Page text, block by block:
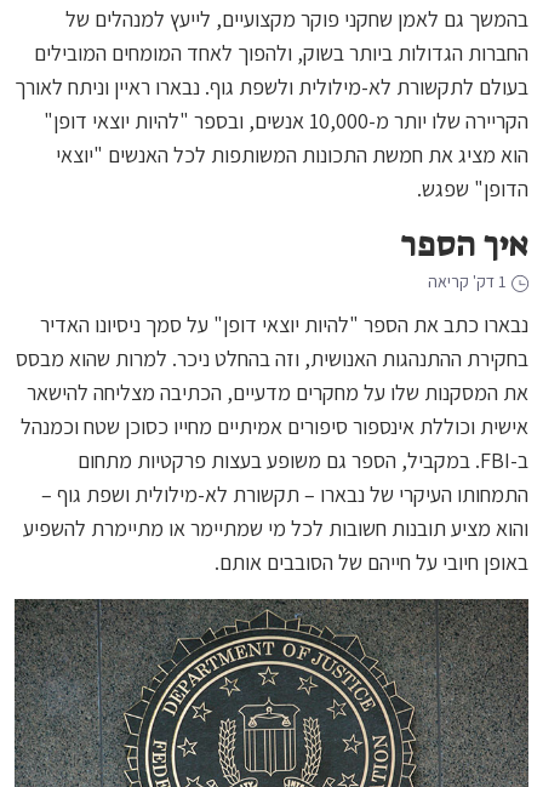
בהמשך גם לאמן שחקני פוקר מקצועיים, לייעץ למנהלים של
החברות הגדולות ביותר בשוק, ולהפוך לאחד המומחים המובילים
בעולם לתקשורת לא-מילולית ולשפת גוף. נבארו ראיין וניתח לאורך
הקריירה שלו יותר מ-10,000 אנשים, ובספר "להיות יוצאי דופן"
הוא מציג את חמשת התכונות המשותפות לכל האנשים "יוצאי
הדופן" שפגש.
איך הספר
נבארו כתב את הספר "להיות יוצאי דופן" על סמך ניסיונו האדיר
בחקירת ההתנהגות האנושית, וזה בהחלט ניכר. למרות שהוא מבסס
את המסקנות שלו על מחקרים מדעיים, הכתיבה מצליחה להישאר
אישית וכוללת אינספור סיפורים אמיתיים מחייו כסוכן שטח וכמנהל
ב-FBI. במקביל, הספר גם משופע בעצות פרקטיות מתחום
התמחותו העיקרי של נבארו – תקשורת לא-מילולית ושפת גוף –
והוא מציע תובנות חשובות לכל מי שמתיימר או מתיימרת להשפיע
באופן חיובי על חייהם של הסובבים אותם.